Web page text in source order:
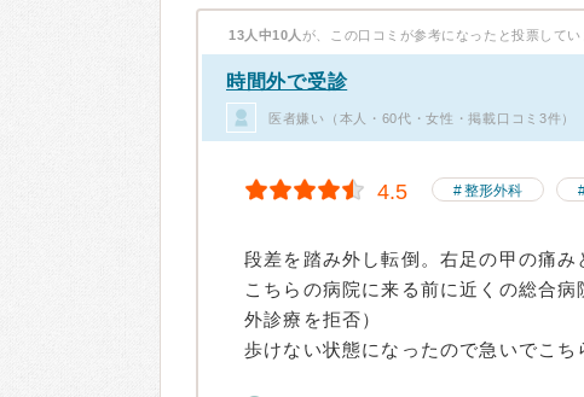
13人中10人 が、この口コミが参考になったと投票してい
時間外で受診
医者嫌い（本人・60代・女性・掲載口コミ3件）
4.5 整形外科
段差を踏み外し転倒。右足の甲の痛み
こちらの病院に来る前に近くの総合
外診療を拒否）
歩けない状態になったので急いでこち